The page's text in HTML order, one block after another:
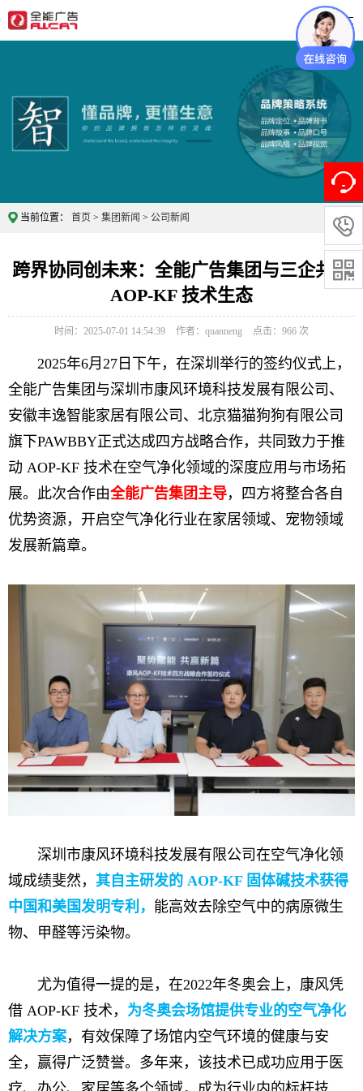
当前位置： 首页 > 集团新闻 > 公司新闻
跨界协同创未来：全能广告集团与三企共筑
AOP-KF 技术生态
时间：2025-07-01 14:54:39 作者：quanneng 点击： 966 次
2025年6月27日下午，在深圳举行的签约仪式上，
全能广告集团与深圳市康风环境科技发展有限公司、
安徽丰逸智能家居有限公司、北京猫猫狗狗有限公司
旗下PAWBBY正式达成四方战略合作，共同致力于推
动 AOP-KF 技术在空气净化领域的深度应用与市场拓
展。此次合作由全能广告集团主导，四方将整合各自
优势资源，开启空气净化行业在家居领域、宠物领域
发展新篇章。
深圳市康风环境科技发展有限公司在空气净化领
域成绩斐然， 其自主研发的 AOP-KF 固体碱技术获得
中国和美国发明专利， 能高效去除空气中的病原微生
物、甲醛等污染物。
尤为值得一提的是，在2022年冬奥会上，康风凭
借 AOP-KF 技术， 为冬奥会场馆提供专业的空气净化
解决方案，有效保障了场馆内空气环境的健康与安
全，赢得广泛赞誉。多年来，该技术已成功应用于医

